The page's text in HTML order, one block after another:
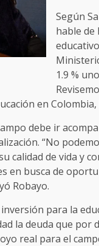
Según
hable de
1.9 %
en
debe ir
“No
calidad de vida y
en busca de
Robayo.
para la
la deuda que por
real para el